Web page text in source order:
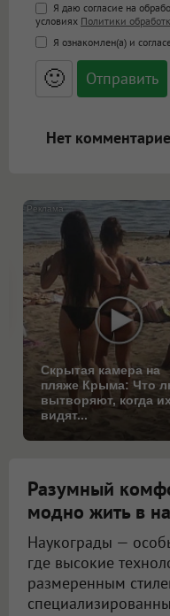
Поддержка
<b>, <strong>,
<small>, <sup>,
<blockquote>,
адреса URL
ссылками, и
Я даю согласие на
условиях Политики
Я ознакомлен(а) и
🙂
Нет
Скрытая камера на
пляже Крыма: Что
вытворяют, когда
видят...
Разумный
модно жить в
Наукограды —
где высокие
размеренным